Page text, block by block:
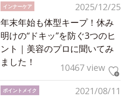
2025/12/25
インナーケア
年末年始も体型キープ！休み
明けの“ドキッ”を防ぐ3つのヒ
ント｜美容のプロに聞いてみ
ました！
10467 view
2021/08/11
ポイントメイク